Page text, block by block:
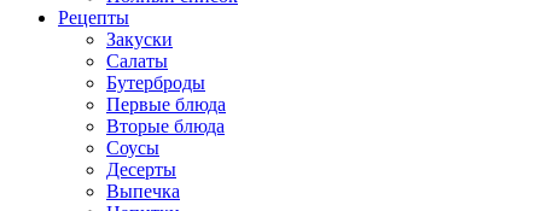
Рецепты
Закуски
Салаты
Бутерброды
Первые блюда
Вторые блюда
Соусы
Десерты
Выпечка